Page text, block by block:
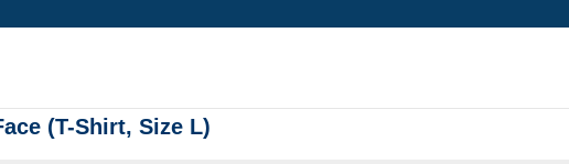
(T-Shirt, Size L)